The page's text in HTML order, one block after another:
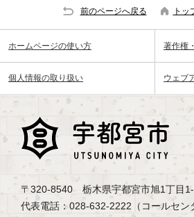
前のページへ戻る トッ
ホームページの使い方 著作権
個人情報の取り扱い ウェブ
〒320-8540 栃木県宇都宮市旭1丁目
代表電話：028-632-2222（コールセン